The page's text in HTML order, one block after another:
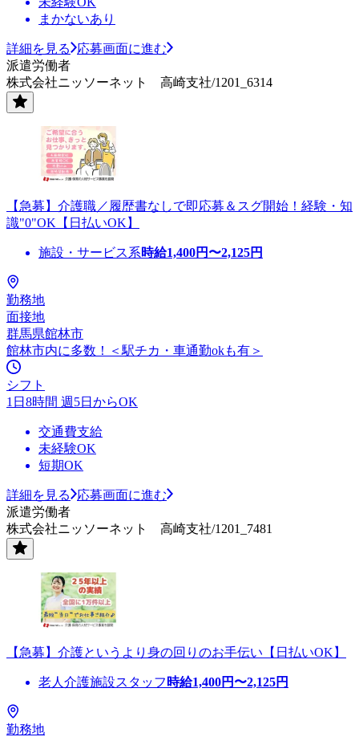
まかないあり
詳細を見る
応募画面に進む
派遣労働者
株式会社ニッソーネット 高崎支社/1201_6314
【急募】介護職／履歴書なしで即応募＆スグ開始！経験・知
識"0"OK【日払いOK】
施設・サービス系時給1,400円〜2,125円
勤務地
面接地
群馬県館林市
館林市内に多数！＜駅チカ・車通勤okも有＞
シフト
1日8時間 週5日からOK
交通費支給
未経験OK
短期OK
詳細を見る
応募画面に進む
派遣労働者
株式会社ニッソーネット 高崎支社/1201_7481
【急募】介護というより身の回りのお手伝い【日払いOK】
老人介護施設スタッフ 時給1,400円〜2,125円
勤務地